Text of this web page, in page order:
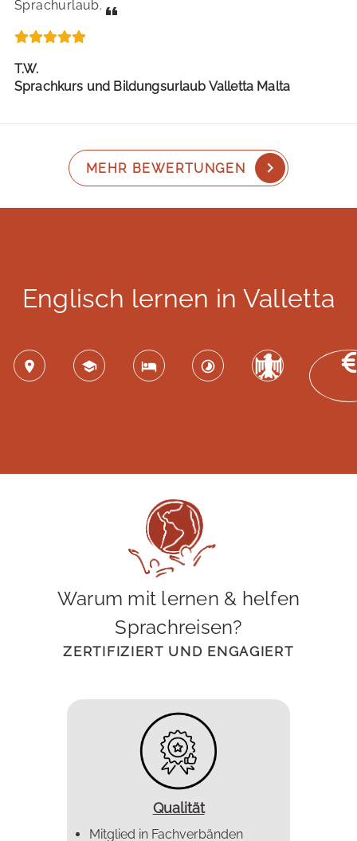
Sprachurlaub.
T.W.
Sprachkurs und Bildungsurlaub Valletta Malta
MEHR BEWERTUNGEN
Englisch lernen in Valletta
Warum mit lernen & helfen
Sprachreisen?
ZERTIFIZIERT UND ENGAGIERT
Qualität
Mitglied in Fachverbänden